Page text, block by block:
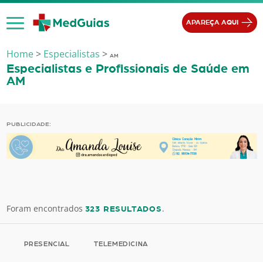
Ir para o conteúdo
APAREÇA AQUI
Home> Especialistas > AM
Especialistas e Profissionais de Saúde em
AM
PUBLICIDADE:
Foram encontrados 323 RESULTADOS .
PRESENCIAL TELEMEDICINA